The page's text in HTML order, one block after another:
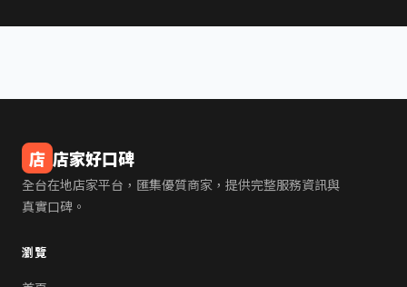
店 店家好口碑
全台在地店家平台，匯集優質商家，提供完整服務資訊與
真實口碑。
瀏覽